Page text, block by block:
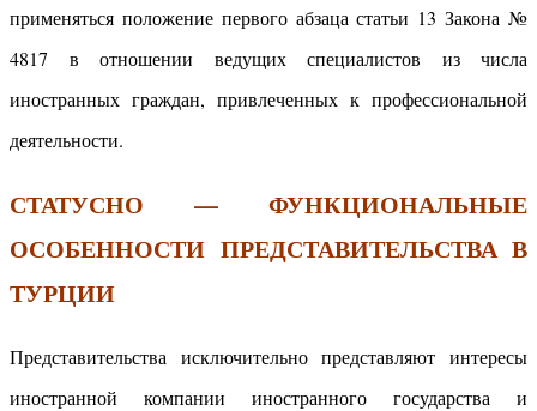
применяться положение первого абзаца статьи 13 Закона №
4817 в отношении ведущих специалистов из числа
иностранных граждан, привлеченных к профессиональной
деятельности.
СТАТУСНО — ФУНКЦИОНАЛЬНЫЕ
ОСОБЕННОСТИ ПРЕДСТАВИТЕЛЬСТВА В
ТУРЦИИ
Представительства исключительно представляют интересы
иностранной компании иностранного государства и